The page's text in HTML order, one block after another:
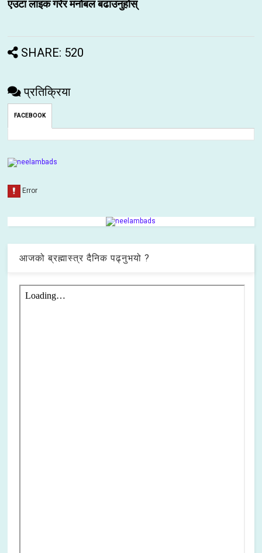
एउटा लाइक गरेर मनोबल बढाउनुहोस्
SHARE: 520
प्रतिक्रिया
FACEBOOK
आजको ब्रह्मास्त्र दैनिक पढ्नुभयो ?